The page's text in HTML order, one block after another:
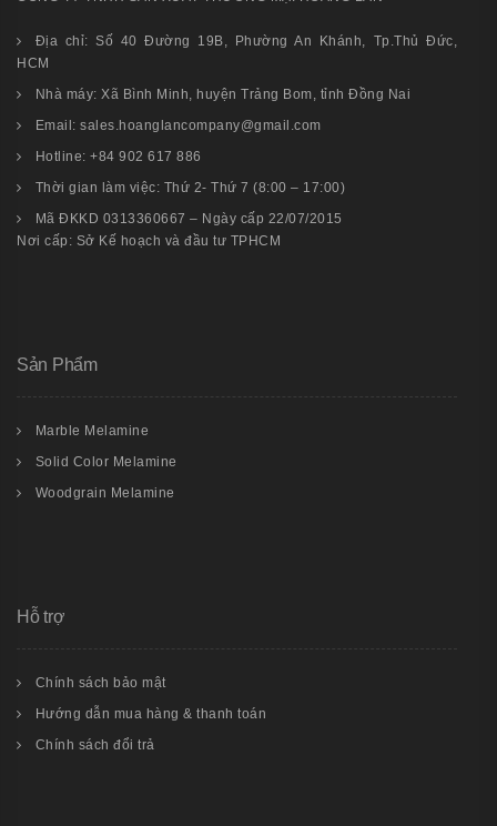
Địa chỉ: Số 40 Đường 19B, Phường An Khánh, Tp.Thủ Đức,
HCM
Nhà máy: Xã Bình Minh, huyện Trảng Bom, tỉnh Đồng Nai
Email: sales.hoanglancompany@gmail.com
Hotline: +84 902 617 886
Thời gian làm việc: Thứ 2- Thứ 7 (8:00 – 17:00)
Mã ĐKKD 0313360667 – Ngày cấp 22/07/2015
Nơi cấp: Sở Kế hoạch và đầu tư TPHCM
Sản Phẩm
Marble Melamine
Solid Color Melamine
Woodgrain Melamine
Hỗ trợ
Chính sách bảo mật
Hướng dẫn mua hàng & thanh toán
Chính sách đổi trả